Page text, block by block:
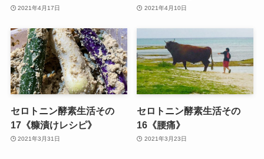
2021年4月17日 2021年4月10日
セロトニン酵素生活その
17《糠漬けレシピ》
2021年3月31日
セロトニン酵素生活その
16《腰痛》
2021年3月23日